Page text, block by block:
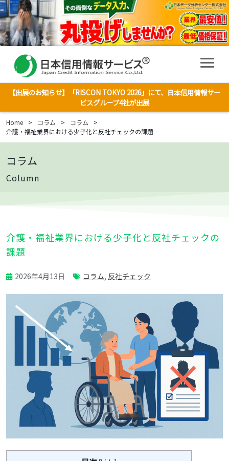
【出展のお知らせ】「RISCON TOKYO 2026」にて、日本信用情報サー
ビスグループ4社が出展
Home > コラム > コラム
>
介護・福祉業界における少子化と反社チェックの課題
コラム
Column
介護・福祉業界における少子化と反社チェックの
課題
2026年4月13日 コラム, 反社チェック